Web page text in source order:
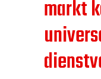
markt